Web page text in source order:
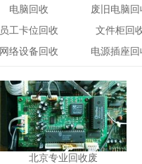
电脑回收
废旧电脑回
员工卡位回收
文件柜回
网络设备回收
电源插座回
北京专业回收废